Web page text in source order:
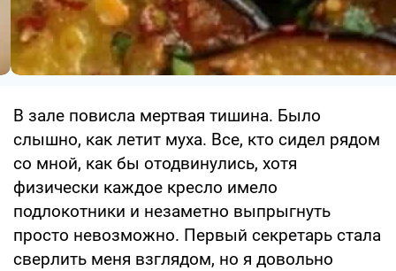
В зале повисла мертвая тишина. Было
слышно, как летит муха. Все, кто сидел рядом
со мной, как бы отодвинулись, хотя
физически каждое кресло имело
подлокотники и незаметно выпрыгнуть
просто невозможно. Первый секретарь стала
сверлить меня взглядом, но я довольно